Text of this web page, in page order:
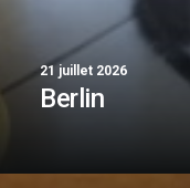
21 juillet 2026
Berlin